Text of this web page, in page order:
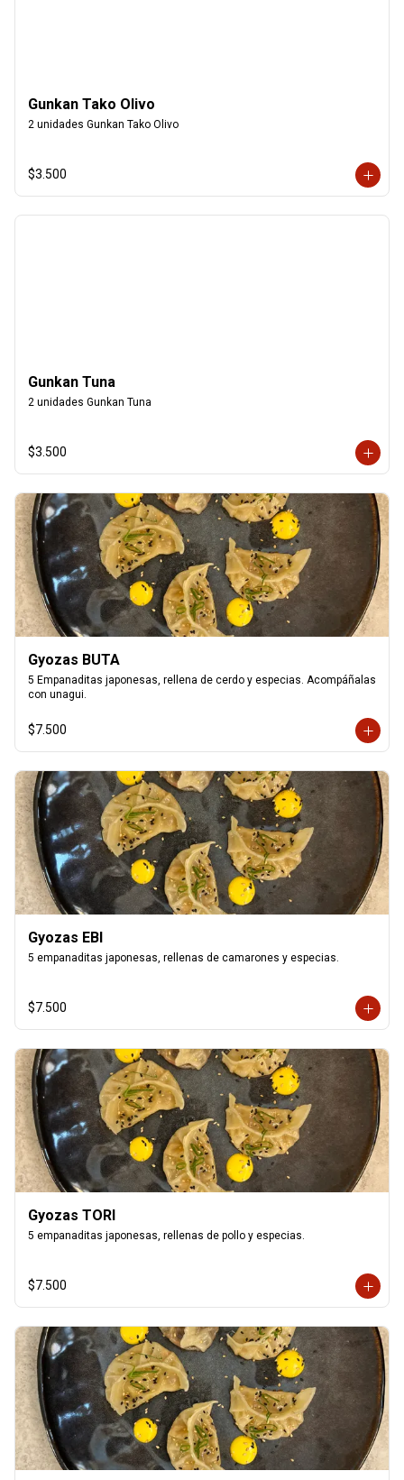
Gunkan Tako Olivo
2 unidades Gunkan Tako Olivo
$3.500
Gunkan Tuna
2 unidades Gunkan Tuna
$3.500
Gyozas BUTA
5 Empanaditas japonesas, rellena de cerdo y especias. Acompáñalas
con unagui.
$7.500
Gyozas EBI
5 empanaditas japonesas, rellenas de camarones y especias.
$7.500
Gyozas TORI
5 empanaditas japonesas, rellenas de pollo y especias.
$7.500